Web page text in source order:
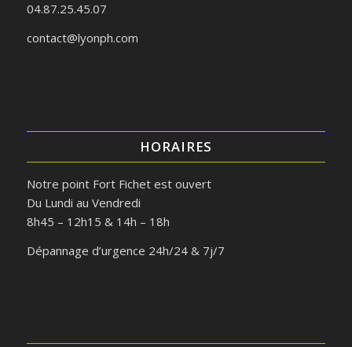
04.87.25.45.07
contact@lyonph.com
HORAIRES
Notre point Fort Fichet est ouvert
Du Lundi au Vendredi
8h45 – 12h15 & 14h – 18h
Dépannage d’urgence 24h/24 & 7j/7